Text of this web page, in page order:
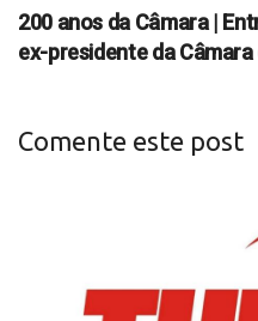
200 anos da Câmara |
ex-presidente da
Comente este post